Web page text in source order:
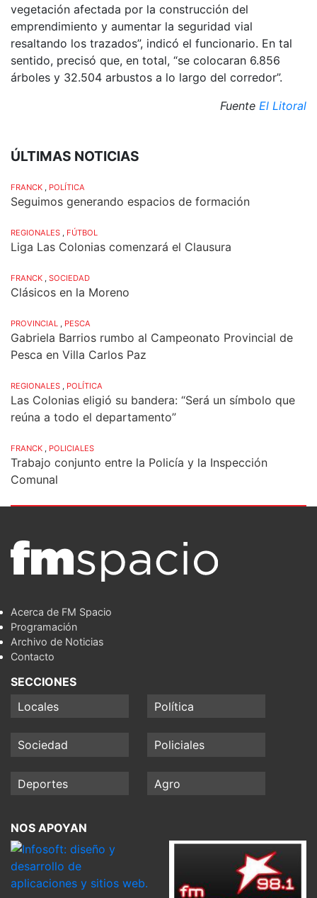
vegetación afectada por la construcción del
emprendimiento y aumentar la seguridad vial
resaltando los trazados”, indicó el funcionario. En tal
sentido, precisó que, en total, “se colocaran 6.856
árboles y 32.504 arbustos a lo largo del corredor”.
Fuente El Litoral
ÚLTIMAS NOTICIAS
FRANCK , POLÍTICA
Seguimos generando espacios de formación
REGIONALES , FÚTBOL
Liga Las Colonias comenzará el Clausura
FRANCK , SOCIEDAD
Clásicos en la Moreno
PROVINCIAL , PESCA
Gabriela Barrios rumbo al Campeonato Provincial de
Pesca en Villa Carlos Paz
REGIONALES , POLÍTICA
Las Colonias eligió su bandera: “Será un símbolo que
reúna a todo el departamento”
FRANCK , POLICIALES
Trabajo conjunto entre la Policía y la Inspección
Comunal
Acerca de FM Spacio
Programación
Archivo de Noticias
Contacto
SECCIONES
Locales
Política
Sociedad Policiales
Deportes Agro
NOS APOYAN